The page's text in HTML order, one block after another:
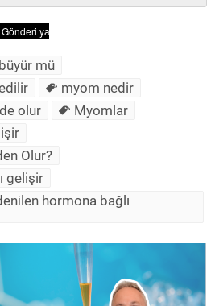
mü
myom nedir
olur
Myomlar
Olur?
gelişir
hormona bağlı